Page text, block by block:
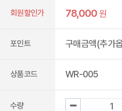
회원할인가 78,000원
포인트 구매금액(추가
상품코드 WR-005
수량